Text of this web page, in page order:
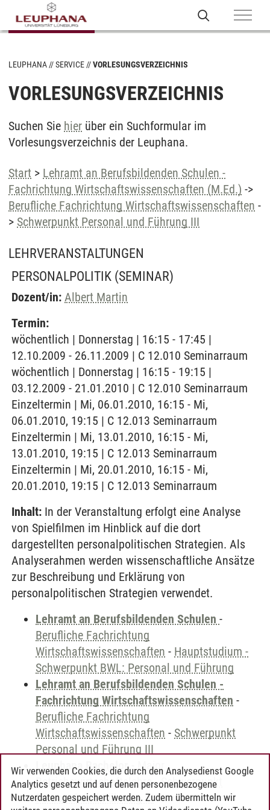
LEUPHANA SERVICE VORLESUNGSVERZEICHNIS
VORLESUNGSVERZEICHNIS
Suchen Sie hier über ein Suchformular im
Vorlesungsverzeichnis der Leuphana.
Start > Lehramt an Berufsbildenden Schulen -
Fachrichtung Wirtschaftswissenschaften (M.Ed.) ->
Berufliche Fachrichtung Wirtschaftswissenschaften -
> Schwerpunkt Personal und Führung III
LEHRVERANSTALTUNGEN
PERSONALPOLITIK (SEMINAR)
Dozent/in: Albert Martin
Termin:
wöchentlich | Donnerstag | 16:15 - 17:45 |
12.10.2009 - 26.11.2009 | C 12.010 Seminarraum
wöchentlich | Donnerstag | 16:15 - 19:15 |
03.12.2009 - 21.01.2010 | C 12.010 Seminarraum
Einzeltermin | Mi, 06.01.2010, 16:15 - Mi,
06.01.2010, 19:15 | C 12.013 Seminarraum
Einzeltermin | Mi, 13.01.2010, 16:15 - Mi,
13.01.2010, 19:15 | C 12.013 Seminarraum
Einzeltermin | Mi, 20.01.2010, 16:15 - Mi,
20.01.2010, 19:15 | C 12.013 Seminarraum
Inhalt: In der Veranstaltung erfolgt eine Analyse
von Spielfilmen im Hinblick auf die dort
dargestellten personalpolitischen Strategien. Als
Analyserahmen werden wissenschaftliche Ansätze
zur Beschreibung und Erklärung von
personalpolitischen Strategien verwendet.
Lehramt an Berufsbildenden Schulen -
Berufliche Fachrichtung
Wirtschaftswissenschaften - Hauptstudium -
Schwerpunkt BWL: Personal und Führung
Lehramt an Berufsbildenden Schulen -
Fachrichtung Wirtschaftswissenschaften -
Berufliche Fachrichtung
Wirtschaftswissenschaften - Schwerpunkt
Personal und Führung III
Leuphana Bachelor-Major
Betriebswirtschaftslehre-Schwerpunkt
Personal und Führung III
Wir verwenden Cookies, die durch den Analysedienst Google
Analytics gesetzt und auf denen personenbezogene
Nutzerdaten gespeichert werden. Zudem übermitteln wir